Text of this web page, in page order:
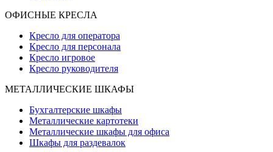
ОФИСНЫЕ КРЕСЛА
Кресло для оператора
Кресло для персонала
Кресло игровое
Кресло руководителя
МЕТАЛЛИЧЕСКИЕ ШКАФЫ
Бухгалтерские шкафы
Металлические картотеки
Металлические шкафы для офиса
Шкафы для раздевалок